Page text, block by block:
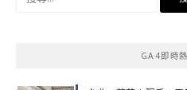
GA4即時